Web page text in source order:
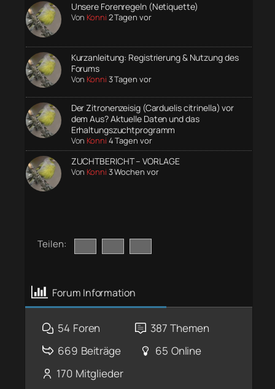
Unsere Forenregeln (Netiquette)
Von Konni 2 Tagen vor
Kurzanleitung: Registrierung & Nutzung des
Forums
Von Konni 3 Tagen vor
Der Zitronenzeisig (Carduelis citrinella) vor
dem Aus? Aktuelle Daten und das
Erhaltungszuchtprogramm
Von Konni 4 Tagen vor
ZUCHTBERICHT – VORLAGE
Von Konni 3 Wochen vor
Teilen:
Forum Information
54 Foren 387 Themen
669 Beiträge 65 Online
170 Mitglieder